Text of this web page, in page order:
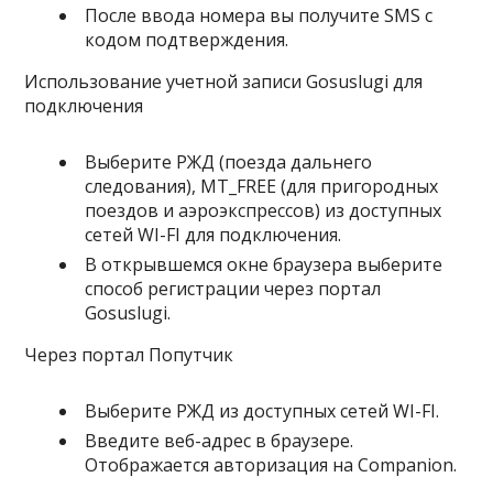
После ввода номера вы получите SMS с
кодом подтверждения.
Использование учетной записи Gosuslugi для
подключения
Выберите РЖД (поезда дальнего
следования), MT_FREE (для пригородных
поездов и аэроэкспрессов) из доступных
сетей WI-FI для подключения.
В открывшемся окне браузера выберите
способ регистрации через портал
Gosuslugi.
Через портал Попутчик
Выберите РЖД из доступных сетей WI-FI.
Введите веб-адрес в браузере.
Отображается авторизация на Companion.